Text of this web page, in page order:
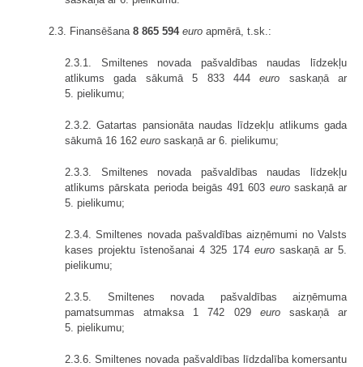
2.3. Finansēšana 8 865 594 euro apmērā, t.sk.:
2.3.1. Smiltenes novada pašvaldības naudas līdzekļu
atlikums gada sākumā 5 833 444euro saskaņā ar
5. pielikumu;
2.3.2. Gatartas pansionāta naudas līdzekļu atlikums gada
sākumā 16 162 euro saskaņā ar 6. pielikumu;
2.3.3. Smiltenes novada pašvaldības naudas līdzekļu
atlikums pārskata perioda beigās 491 603 eurosaskaņā ar
5. pielikumu;
2.3.4. Smiltenes novada pašvaldības aizņēmumi no Valsts
kases projektu īstenošanai 4 325 174 eurosaskaņā ar 5.
pielikumu;
2.3.5. Smiltenes novada pašvaldības aizņēmuma
pamatsummas atmaksa 1 742 029 eurosaskaņā ar
5. pielikumu;
2.3.6. Smiltenes novada pašvaldības līdzdalība komersantu